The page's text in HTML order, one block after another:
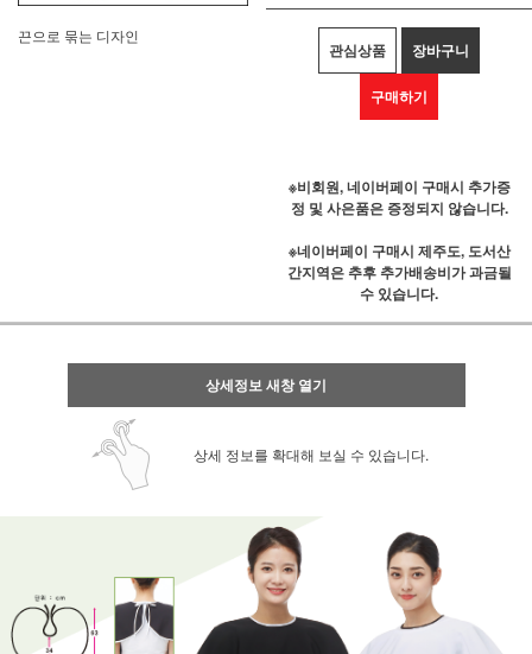
끈으로 묶는 디자인
관심상품 장바구니
구매하기
※비회원, 네이버페이 구매시 추가증
정 및 사은품은 증정되지 않습니다.
※네이버페이 구매시 제주도, 도서산
간지역은 추후 추가배송비가 과금될
수 있습니다.
상세정보 새창 열기
상세 정보를 확대해 보실 수 있습니다.